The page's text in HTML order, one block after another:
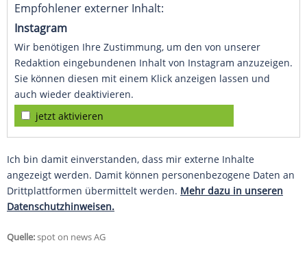
Empfohlener externer Inhalt:
Instagram
Wir benötigen Ihre Zustimmung, um den von unserer
Redaktion eingebundenen Inhalt von Instagram anzuzeigen.
Sie können diesen mit einem Klick anzeigen lassen und
auch wieder deaktivieren.
jetzt aktivieren
Ich bin damit einverstanden, dass mir externe Inhalte
angezeigt werden. Damit können personenbezogene Daten an
Drittplattformen übermittelt werden. Mehr dazu in unseren
Datenschutzhinweisen.
Quelle:spot on news AG